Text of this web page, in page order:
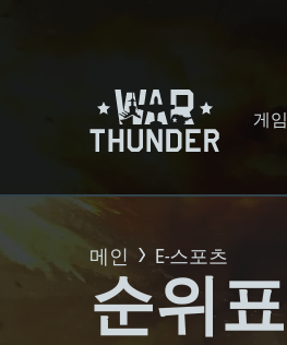
게임
메인 E-스포츠
순위표